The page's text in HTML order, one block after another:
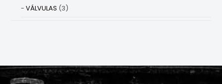
VÁLVULAS (3)